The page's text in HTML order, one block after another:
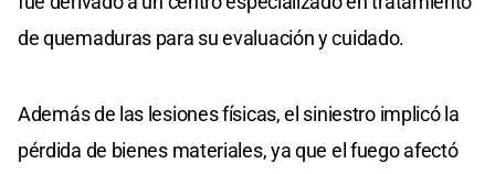
de quemaduras para su evaluación y cuidado.
Además de las lesiones físicas, el siniestro implicó la
pérdida de bienes materiales, ya que el fuego afectó